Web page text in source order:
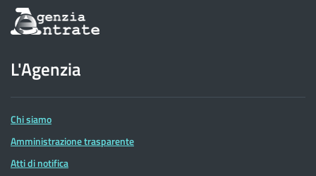
Informazioni
sul
dell'Agenzia
delle
Entrate
L'Agenzia
Chi siamo
Amministrazione trasparente
Atti di notifica